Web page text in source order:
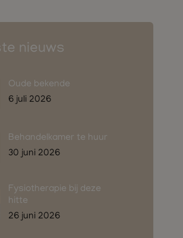
nieuws
Oude bekende
6 juli 2026
Behandelkamer te huur
30 juni 2026
Fysiotherapie bij deze
hitte
26 juni 2026